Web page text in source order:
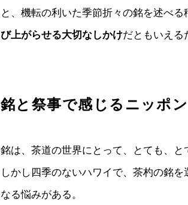
と、機転の利いた季節折々の銘を述べる
び上がらせる大切なしかけだともいえる
銘と祭事で感じるニッポン
銘は、茶道の世界にとって、とても、と
しかし四季のないハワイで、茶杓の銘
なる悩みがある。